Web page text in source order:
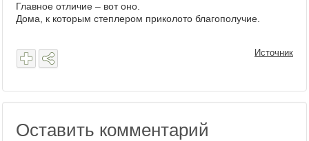
Главное отличие – вот оно.
Дома, к которым степлером приколото благополучие.
Источник
Оставить комментарий